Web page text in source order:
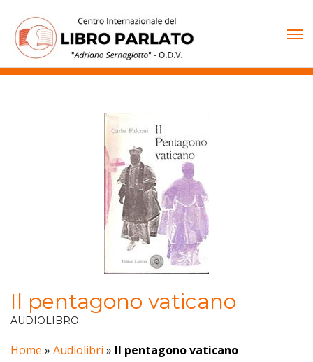
contenuto
Il pentagono vaticano
AUDIOLIBRO
Home » Audiolibri » Il pentagono vaticano